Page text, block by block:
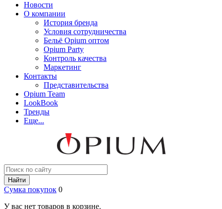
Новости
О компании
История бренда
Условия сотрудничества
Бельё Opium оптом
Opium Party
Контроль качества
Маркетинг
Контакты
Представительства
Opium Team
LookBook
Тренды
Еще...
Найти
Сумка покупок 0
У вас нет товаров в корзине.